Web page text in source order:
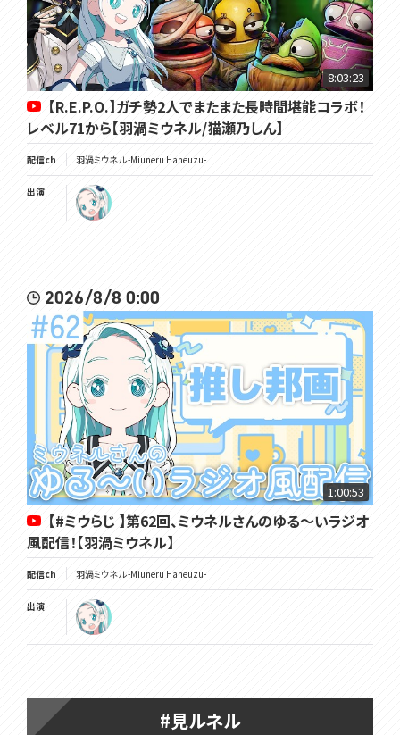
8:03:23
【R.E.P.O.】ガチ勢2人でまたまた長時間堪能コラボ！
レベル71から【羽渦ミウネル/猫瀬乃しん】
配信ch 羽渦ミウネル -Miuneru Haneuzu-
出演
2026/8/8 0:00
1:00:53
【#ミウらじ 】第62回、ミウネルさんのゆる～いラジオ
風配信！【羽渦ミウネル】
配信ch 羽渦ミウネル -Miuneru Haneuzu-
出演
#見ルネル